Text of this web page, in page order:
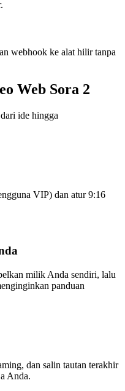
webhook ke alat hilir tanpa
Web Sora 2
ide hingga
VIP) dan atur 9:16
milik Anda sendiri, lalu
panduan
dan salin tautan terakhir
Anda.